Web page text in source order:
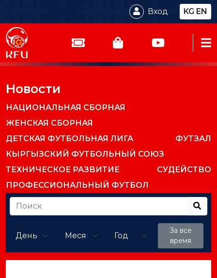
Вход KG EN
Новости
НАЦИОНАЛЬНАЯ СБОРНАЯ
ЖЕНСКАЯ СБОРНАЯ
ДЕТСКАЯ ФУТБОЛЬНАЯ ЛИГА
ФУТЗАЛ
КЫРГЫЗСКИЙ ФУТБОЛЬНЫЙ СОЮЗ
ТЕХНИЧЕСКОЕ РАЗВИТИЕ
СУДЕЙСТВО
ПРОФЕССИОНАЛЬНЫЙ ФУТБОЛ
За все
время